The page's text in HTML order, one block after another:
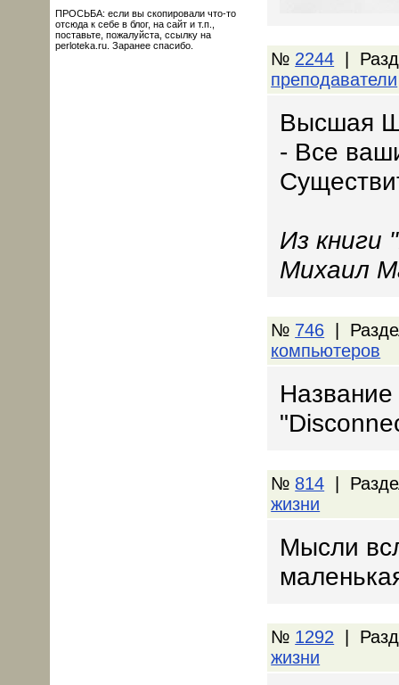
ПРОСЬБА: если вы скопировали что-то
отсюда к себе в блог, на сайт и т.п.,
поставьте, пожалуйста, ссылку на
perloteka.ru. Заранее спасибо.
№ 2244 |
преподаватели
Высшая
- Все
Из книги
Михаил
№ 746 |
компьютеров
№ 814 |
жизни
Мысли
№ 1292 |
жизни